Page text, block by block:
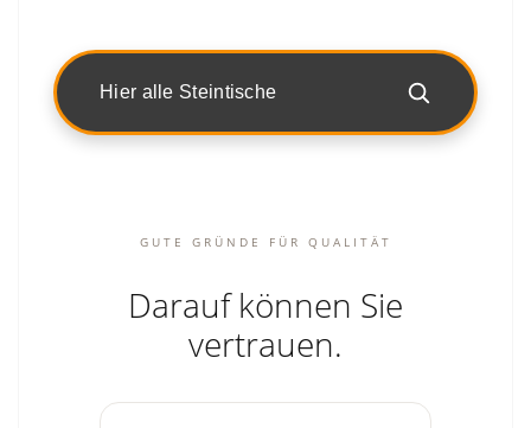
Hier alle Steintische
GUTE GRÜNDE FÜR QUALITÄT
Darauf können Sie
vertrauen.